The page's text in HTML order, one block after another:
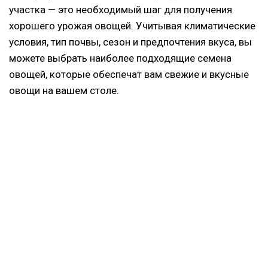
участка — это необходимый шаг для получения
хорошего урожая овощей. Учитывая климатические
условия, тип почвы, сезон и предпочтения вкуса, вы
можете выбрать наиболее подходящие семена
овощей, которые обеспечат вам свежие и вкусные
овощи на вашем столе.